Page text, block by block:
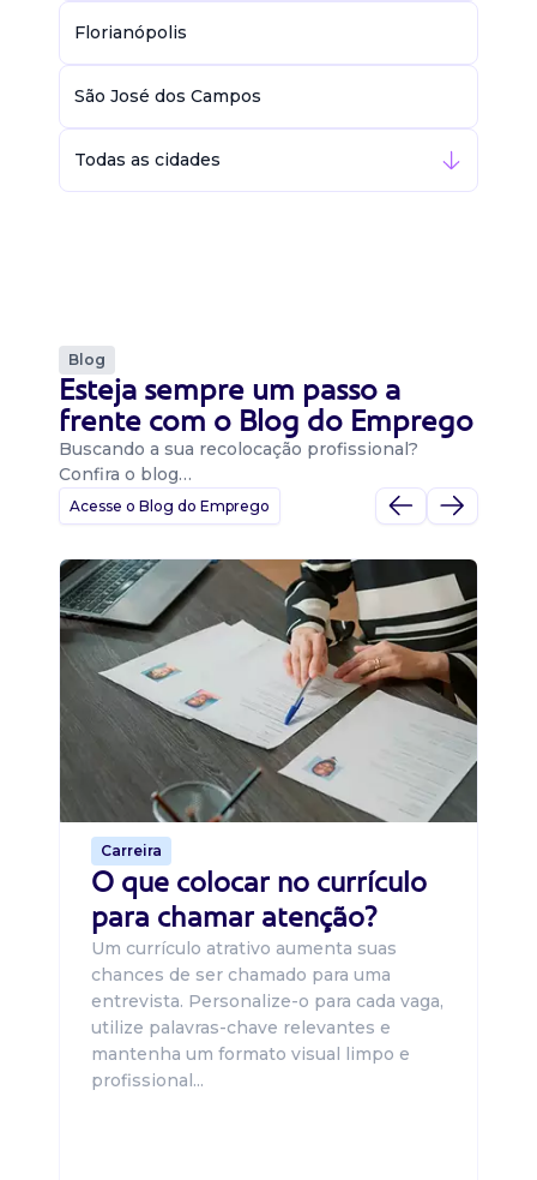
Florianópolis
São José dos Campos
Todas as cidades
Blog
Esteja sempre um passo a
frente com o Blog do Emprego
Buscando a sua recolocação profissional?
Confira o blog…
Acesse o Blog do Emprego
Carreira
O que colocar no currículo
para chamar atenção?
Um currículo atrativo aumenta suas
chances de ser chamado para uma
entrevista. Personalize-o para cada vaga,
utilize palavras-chave relevantes e
mantenha um formato visual limpo e
profissional...